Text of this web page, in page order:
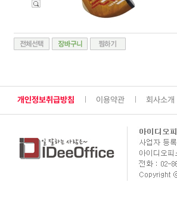
개인정보취급방침 이용약관 회사소개